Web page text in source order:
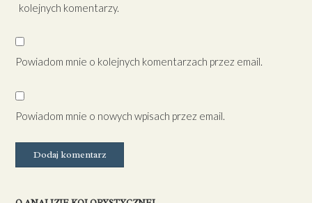
kolejnych komentarzy.
Powiadom mnie o kolejnych komentarzach przez email.
Powiadom mnie o nowych wpisach przez email.